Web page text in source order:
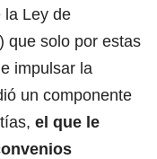
la Ley de
que solo por estas
impulsar la
un componente
el que le